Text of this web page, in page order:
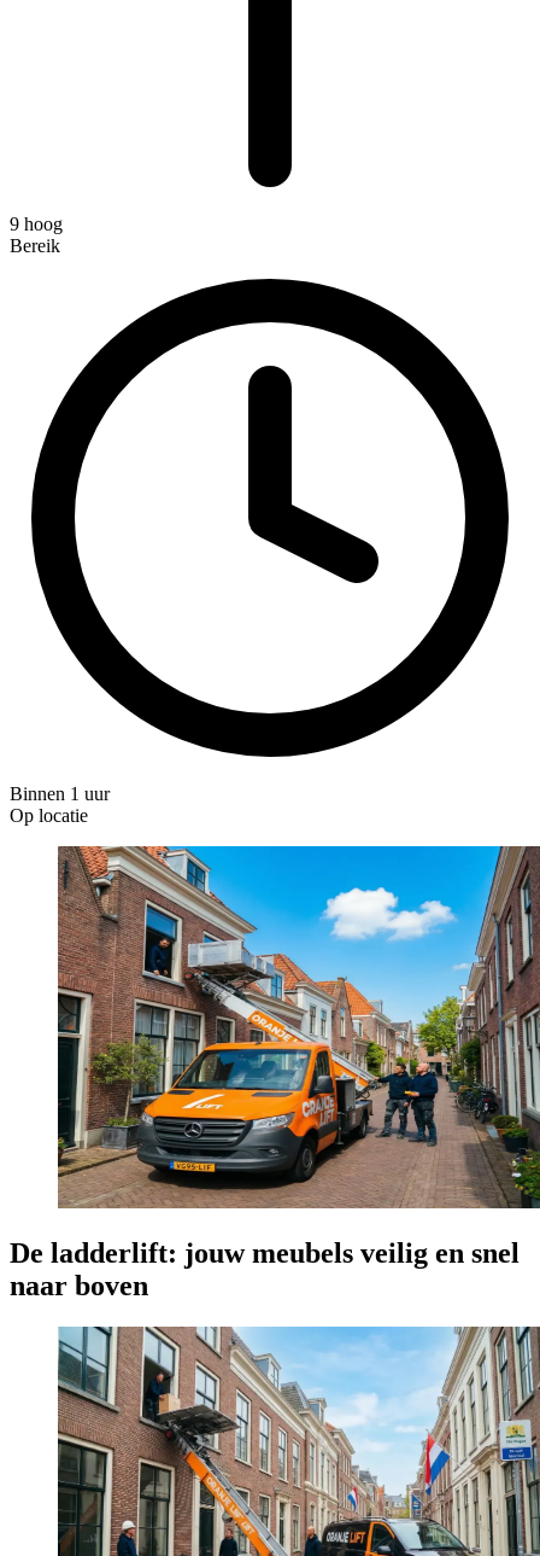
9 hoog
Bereik
Binnen 1 uur
Op locatie
De ladderlift: jouw meubels veilig en snel
naar boven